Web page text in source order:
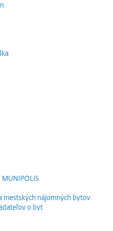
mestských nájomných bytov
o byt